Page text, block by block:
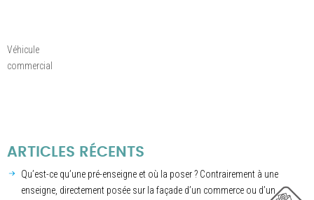
Véhicule
commercial
ARTICLES RÉCENTS
Qu’est-ce qu’une pré-enseigne et où la poser ? Contrairement à une
enseigne, directement posée sur la façade d’un commerce ou d’un